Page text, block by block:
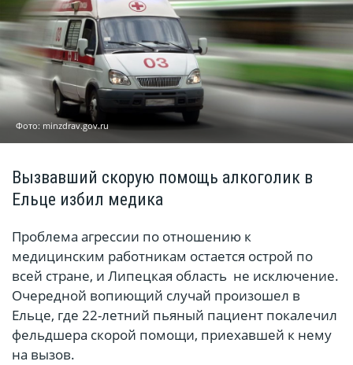
Фото: minzdrav.gov.ru
Вызвавший скорую помощь алкоголик в
Ельце избил медика
Проблема агрессии по отношению к
медицинским работникам остается острой по
всей стране, и Липецкая область не исключение.
Очередной вопиющий случай произошел в
Ельце, где 22-летний пьяный пациент покалечил
фельдшера скорой помощи, приехавшей к нему
на вызов.